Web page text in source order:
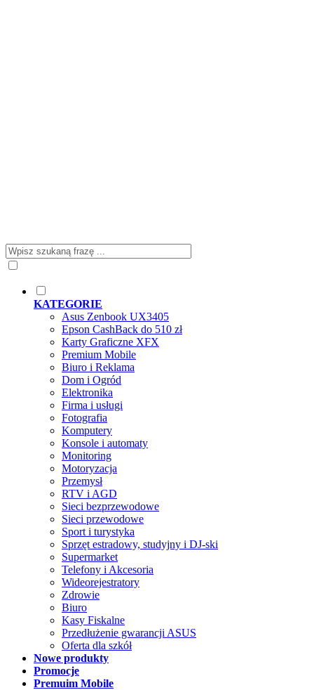
KATEGORIE
Asus Zenbook UX3405
Epson CashBack do 510 zł
Karty Graficzne XFX
Premium Mobile
Biuro i Reklama
Dom i Ogród
Elektronika
Firma i usługi
Fotografia
Komputery
Konsole i automaty
Monitoring
Motoryzacja
Przemysł
RTV i AGD
Sieci bezprzewodowe
Sieci przewodowe
Sport i turystyka
Sprzęt estradowy, studyjny i DJ-ski
Supermarket
Telefony i Akcesoria
Wideorejestratory
Zdrowie
Biuro
Kasy Fiskalne
Przedłużenie gwarancji ASUS
Oferta dla szkół
Nowe produkty
Promocje
Premuim Mobile